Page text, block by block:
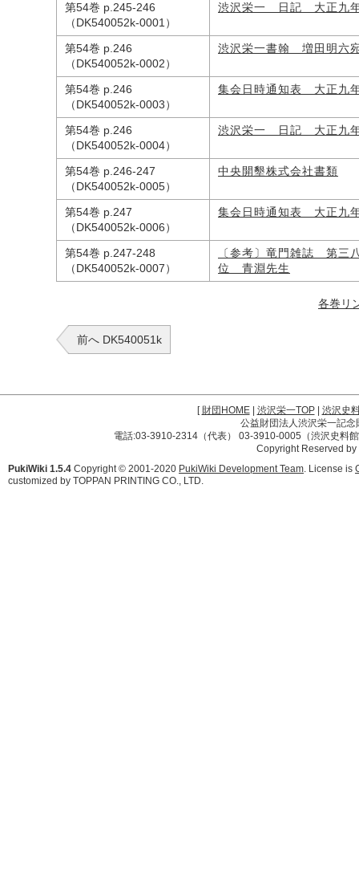
第54巻 p.245-246
（DK540052k-0001）
渋沢栄一 日記 大正九
第54巻 p.246
（DK540052k-0002）
渋沢栄一書翰 増田明六
第54巻 p.246
（DK540052k-0003）
集会日時通知表 大正九
第54巻 p.246
（DK540052k-0004）
渋沢栄一 日記 大正九
第54巻 p.246-247
（DK540052k-0005）
中央開墾株式会社書類
第54巻 p.247
（DK540052k-0006）
集会日時通知表 大正九
第54巻 p.247-248
（DK540052k-0007）
〔参考〕竜門雑誌 第三
位 青淵先生
各巻リ
前へ DK540051k
[財団HOME| 渋沢栄一TOP| 渋沢史
公益財団法人渋沢栄一記
電話:03-3910-2314（代表） 03-3910-0005（渋沢史料
Copyright Reserved
PukiWiki 1.5.4 Copyright © 2001-2020 PukiWiki Development Team. License is
customized by TOPPAN PRINTING CO., LTD.